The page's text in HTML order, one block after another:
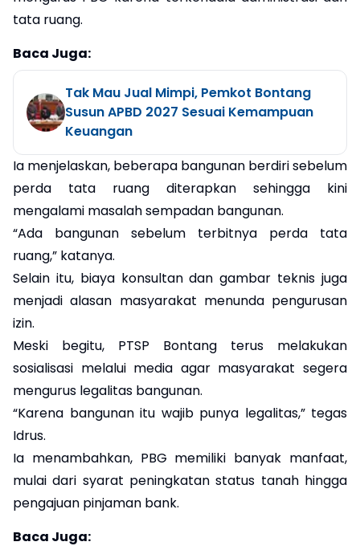
tata ruang.
Baca Juga:
Tak Mau Jual Mimpi, Pemkot Bontang
Susun APBD 2027 Sesuai Kemampuan
Keuangan
Ia menjelaskan, beberapa bangunan berdiri sebelum
perda tata ruang diterapkan sehingga kini
mengalami masalah sempadan bangunan.
“Ada bangunan sebelum terbitnya perda tata
ruang,” katanya.
Selain itu, biaya konsultan dan gambar teknis juga
menjadi alasan masyarakat menunda pengurusan
izin.
Meski begitu, PTSP Bontang terus melakukan
sosialisasi melalui media agar masyarakat segera
mengurus legalitas bangunan.
“Karena bangunan itu wajib punya legalitas,” tegas
Idrus.
Ia menambahkan, PBG memiliki banyak manfaat,
mulai dari syarat peningkatan status tanah hingga
pengajuan pinjaman bank.
Baca Juga: